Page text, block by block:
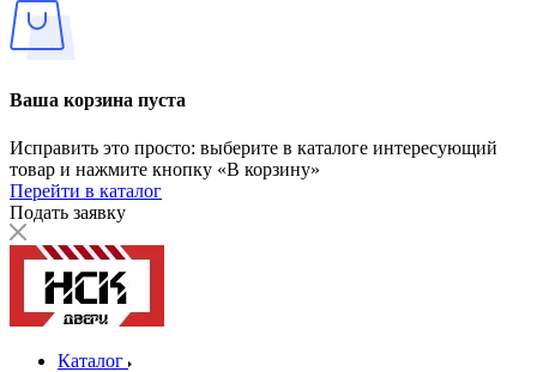
Ваша корзина пуста
Исправить это просто: выберите в каталоге интересующий
товар и нажмите кнопку «В корзину»
Перейти в каталог
Подать заявку
Каталог